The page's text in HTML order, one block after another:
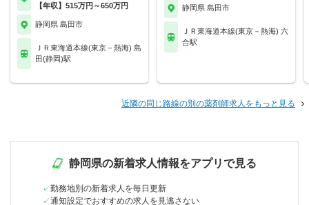
【年収】515万円～650万円
静岡県 島田市
ＪＲ東海道本線(東京－熱海) 島
田(静岡)駅
静岡県 島田市
ＪＲ東海道本線(東京－熱海) 六
合駅
近隣の同じ路線の別の薬剤師求人をもっと見る
静岡県の新着求人情報をアプリで見る
勤務地別の新着求人を毎日更新
通知設定でおすすめの求人を見逃さない